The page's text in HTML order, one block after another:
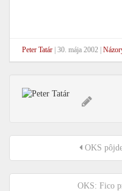
Peter Tatár 30. mája 2002
OKS
OKS: Fico